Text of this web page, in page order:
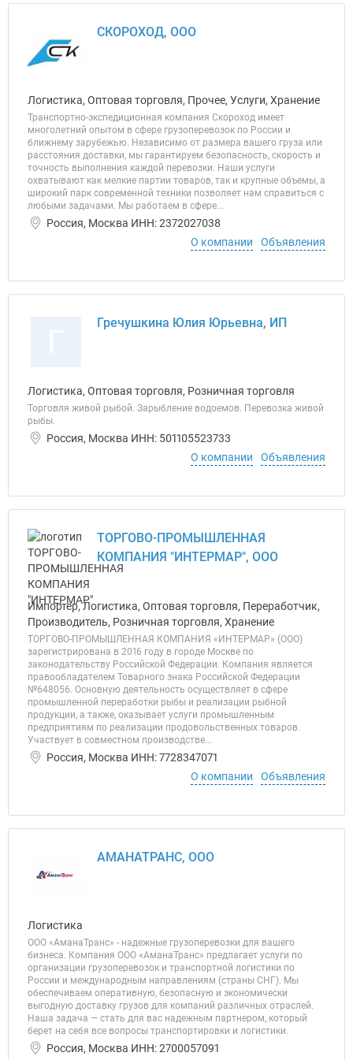
СКОРОХОД, ООО
Логистика, Оптовая торговля, Прочее, Услуги, Хранение
Транспортно-экспедиционная компания Скороход имеет
многолетний опытом в сфере грузоперевозок по России и
ближнему зарубежью. Независимо от размера вашего груза или
расстояния доставки, мы гарантируем безопасность, скорость и
точность выполнения каждой перевозки. Наши услуги
охватывают как мелкие партии товаров, так и крупные объемы, а
широкий парк современной техники позволяет нам справиться с
любыми задачами. Мы работаем в сфере...
Россия, Москва ИНН: 2372027038
О компании
Объявления
Гречушкина Юлия Юрьевна, ИП
Логистика, Оптовая торговля, Розничная торговля
Торговля живой рыбой. Зарыбление водоемов. Перевозка живой
рыбы.
Россия, Москва ИНН: 501105523733
О компании
Объявления
ТОРГОВО-ПРОМЫШЛЕННАЯ
КОМПАНИЯ "ИНТЕРМАР", ООО
Импортер, Логистика, Оптовая торговля, Переработчик,
Производитель, Розничная торговля, Хранение
ТОРГОВО-ПРОМЫШЛЕННАЯ КОМПАНИЯ «ИНТЕРМАР» (ООО)
зарегистрирована в 2016 году в городе Москве по
законодательству Российской Федерации. Компания является
правообладателем Товарного знака Российской Федерации
№648056. Основную деятельность осуществляет в сфере
промышленной переработки рыбы и реализации рыбной
продукции, а также, оказывает услуги промышленным
предприятиям по реализации продовольственных товаров.
Участвует в совместном производстве...
Россия, Москва ИНН: 7728347071
О компании
Объявления
АМАНАТРАНС, ООО
Логистика
ООО «АманаТранс» - надежные грузоперевозки для вашего
бизнеса. Компания ООО «АманаТранс» предлагает услуги по
организации грузоперевозок и транспортной логистики по
России и международным направлениям (страны СНГ). Мы
обеспечиваем оперативную, безопасную и экономически
выгодную доставку грузов для компаний различных отраслей.
Наша задача — стать для вас надежным партнером, который
берет на себя все вопросы транспортировки и логистики.
Россия, Москва ИНН: 2700057091